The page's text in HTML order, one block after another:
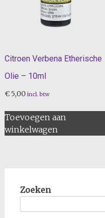
Citroen Verbena Etherische
Olie – 10ml
€5,00 incl. btw
Toevoegen aan
winkelwagen
Zoeken